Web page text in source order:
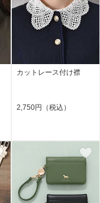
カットレース付け襟
2,750円（税込）